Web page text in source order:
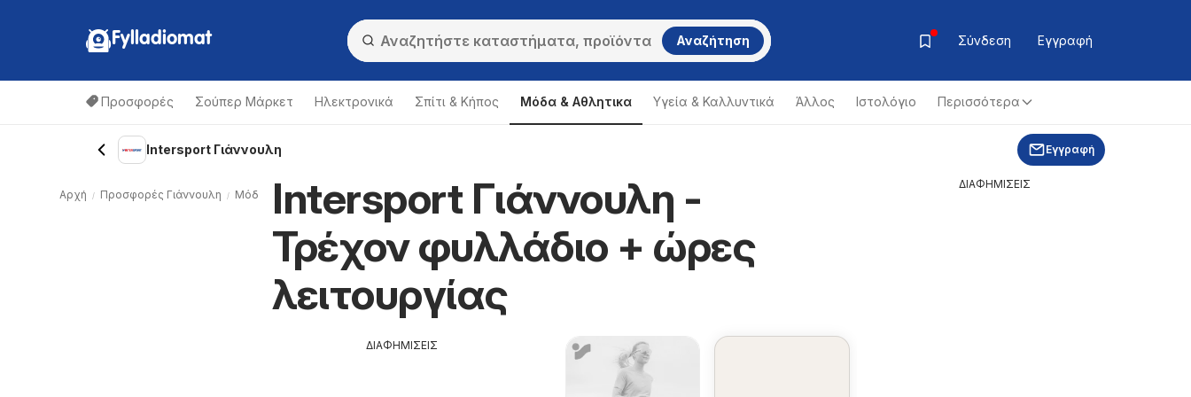
Fylladiomat Αναζήτηση Σύνδεση Εγγραφή
Προσφορές Σούπερ Μάρκετ Hλεκτρονικά Σπίτι & Κήπος Μόδα & Aθλητικα Υγεία & Καλλυντικά Άλλος Ιστολόγιο Περισσότερα
Intersport Γιάννουλη Εγγραφή
Intersport Γιάννουλη -
Τρέχον φυλλάδιο + ώρες
λειτουργίας
ΔΙΑΦΗΜΙΣΕΙΣ
Αρχή Προσφορές Γιάννουλη Μόδα & Aθλητικα Γιάννουλη Intersport Γιάννουλη
ΔΙΑΦΗΜΙΣΕΙΣ